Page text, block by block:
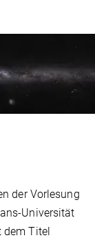
der Vorlesung
Universität
dem Titel